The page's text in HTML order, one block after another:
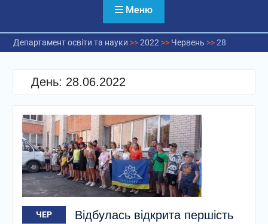
Меню
Департамент освіти та науки >>2022 >> Червень >>28
День: 28.06.2022
ЧЕР
Відбулась відкрита першість